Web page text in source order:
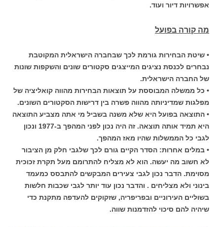
אפשרויות דיור ועוד.
מה קורה בפועל
• שיטת הבחירות גורמת לכך שבחברה הישראלית המקוטבת
נבחרים לכנסת נציגים המייצגים סקטורים שונים והשקפות שונות
של החברה הישראלית.
• כל ממשלה המבוססת על תוצאות הבחירות מהווה קואליציה של
מפלגות שמדיניותה מהווה פשרה בין דרישות הסקטורים השונים.
• התוצאה בפועל היא שלא משנה בשביל מי אתה מצביע התוצאה
היא תמיד אותה תוצאה. זה היה נכון לפני המהפך ב-1977 ונכון
לגבי כל הממשלות שהיו מאז המהפך.
• במלים אחרות: הסדר הקיים גורם לכך שלגבי חלק מן הציבור
לא חשוב מה יעשה. הוא לא מצליח להתרומם מעל תקרת זכוכית
מסוימת. הדבר נכון לגבי צעירים המבקשים להתבסס כמעמד
בינוני ולא מצליחים . והדבר נכון עוד יותר לגבי שכבות חלשות
בשוליים העירוניים ובפריפריה, שזקוקים להעדפה מתקנת כדי
שיהיה להם סיכוי להזדמנות שווה.